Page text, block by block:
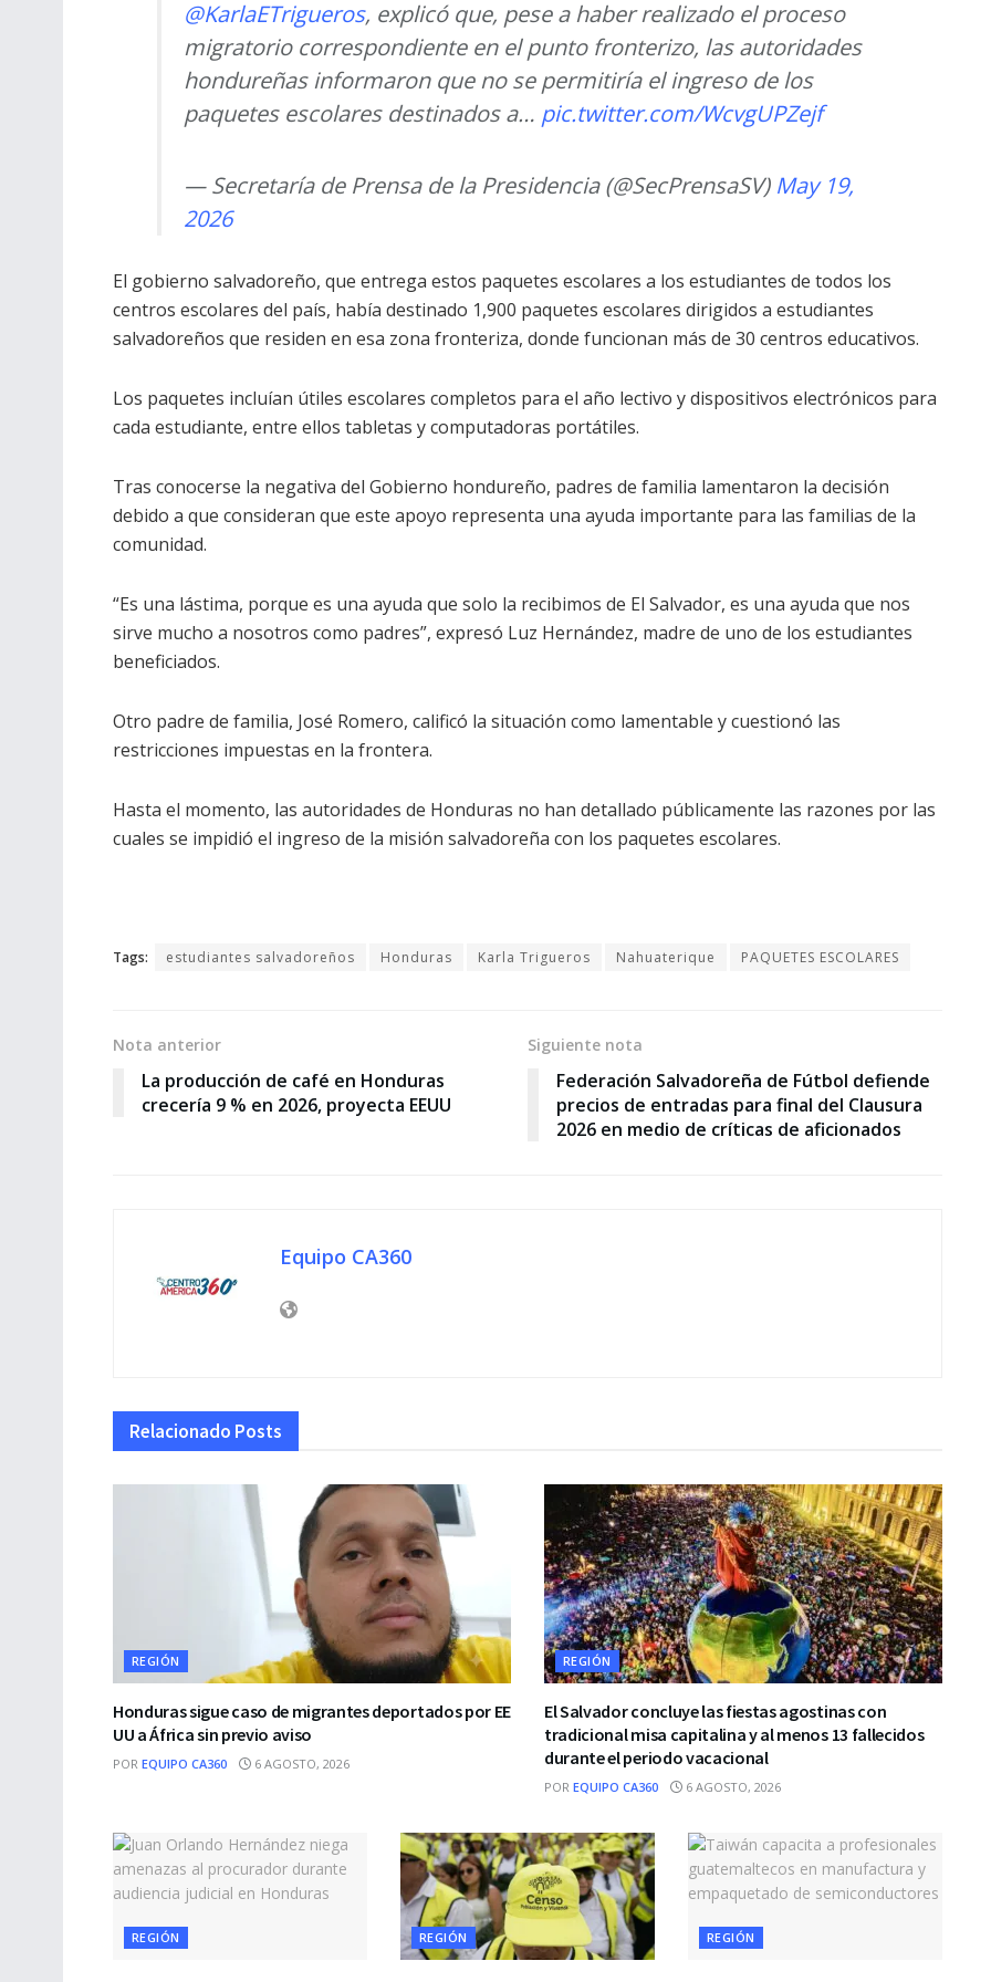
@KarlaETrigueros, explicó que, pese a haber realizado el proceso
migratorio correspondiente en el punto fronterizo, las autoridades
hondureñas informaron que no se permitiría el ingreso de los
paquetes escolares destinados a… pic.twitter.com/WcvgUPZejf
— Secretaría de Prensa de la Presidencia (@SecPrensaSV) May 19,
2026
El gobierno salvadoreño, que entrega estos paquetes escolares a los estudiantes de todos los
centros escolares del país, había destinado 1,900 paquetes escolares dirigidos a estudiantes
salvadoreños que residen en esa zona fronteriza, donde funcionan más de 30 centros educativos.
Los paquetes incluían útiles escolares completos para el año lectivo y dispositivos electrónicos para
cada estudiante, entre ellos tabletas y computadoras portátiles.
Tras conocerse la negativa del Gobierno hondureño, padres de familia lamentaron la decisión
debido a que consideran que este apoyo representa una ayuda importante para las familias de la
comunidad.
“Es una lástima, porque es una ayuda que solo la recibimos de El Salvador, es una ayuda que nos
sirve mucho a nosotros como padres”, expresó Luz Hernández, madre de uno de los estudiantes
beneficiados.
Otro padre de familia, José Romero, calificó la situación como lamentable y cuestionó las
restricciones impuestas en la frontera.
Hasta el momento, las autoridades de Honduras no han detallado públicamente las razones por las
cuales se impidió el ingreso de la misión salvadoreña con los paquetes escolares.
Tags: estudiantes salvadoreños Honduras Karla Trigueros Nahuaterique PAQUETES ESCOLARES
Nota anterior
La producción de café en Honduras
crecería 9 % en 2026, proyecta EEUU
Siguiente nota
Federación Salvadoreña de Fútbol defiende
precios de entradas para final del Clausura
2026 en medio de críticas de aficionados
Equipo CA360
Relacionado Posts
REGIÓN
Honduras sigue caso de migrantes deportados por EE
UU a África sin previo aviso
POR EQUIPO CA360 6 AGOSTO, 2026
REGIÓN
El Salvador concluye las fiestas agostinas con
tradicional misa capitalina y al menos 13 fallecidos
durante el periodo vacacional
POR EQUIPO CA360 6 AGOSTO, 2026
REGIÓN REGIÓN REGIÓN